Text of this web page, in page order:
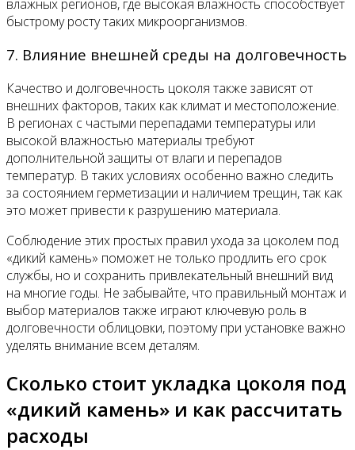
влажных регионов, где высокая влажность способствует
быстрому росту таких микроорганизмов.
7. Влияние внешней среды на долговечность
Качество и долговечность цоколя также зависят от
внешних факторов, таких как климат и местоположение.
В регионах с частыми перепадами температуры или
высокой влажностью материалы требуют
дополнительной защиты от влаги и перепадов
температур. В таких условиях особенно важно следить
за состоянием герметизации и наличием трещин, так как
это может привести к разрушению материала.
Соблюдение этих простых правил ухода за цоколем под
«дикий камень» поможет не только продлить его срок
службы, но и сохранить привлекательный внешний вид
на многие годы. Не забывайте, что правильный монтаж и
выбор материалов также играют ключевую роль в
долговечности облицовки, поэтому при установке важно
уделять внимание всем деталям.
Сколько стоит укладка цоколя под
«дикий камень» и как рассчитать
расходы